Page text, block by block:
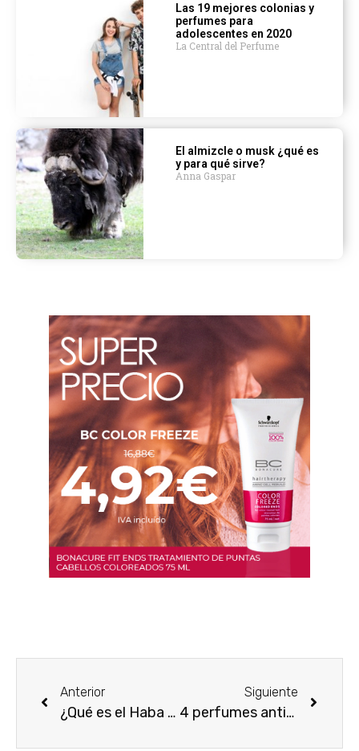
Las 19 mejores colonias y
perfumes para
adolescentes en 2020
La Central del Perfume
El almizcle o musk ¿qué es
y para qué sirve?
Anna Gaspar
Anterior
¿Qué es el Haba Tonka y su importancia en la perfumería?
Siguiente
4 perfumes antiguos de mujer qué todavía están a la venta en el mercado